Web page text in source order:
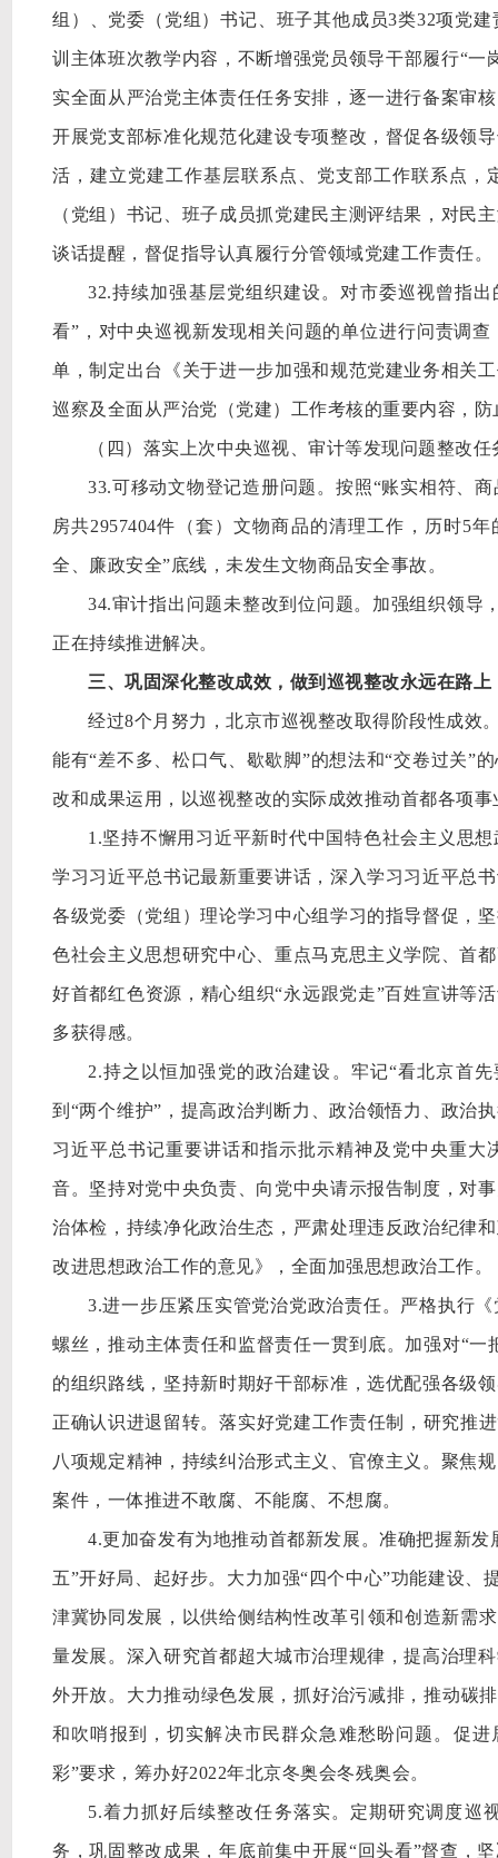
组）、党委（党组）书记、班子其他成员3类32项党
训主体班次教学内容，不断增强党员领导干部履行“
实全面从严治党主体责任任务安排，逐一进行备案审
开展党支部标准化规范化建设专项整改，督促各级领
活，建立党建工作基层联系点、党支部工作联系点，
（党组）书记、班子成员抓党建民主测评结果，对民
谈话提醒，督促指导认真履行分管领域党建工作责任。
32.持续加强基层党组织建设。对市委巡视曾指
看”，对中央巡视新发现相关问题的单位进行问责调
单，制定出台《关于进一步加强和规范党建业务相关
巡察及全面从严治党（党建）工作考核的重要内容，
（四）落实上次中央巡视、审计等发现问题整改任
33.可移动文物登记造册问题。按照“账实相符、
房共2957404件（套）文物商品的清理工作，历时5
全、廉政安全”底线，未发生文物商品安全事故。
34.审计指出问题未整改到位问题。加强组织领导
正在持续推进解决。
三、巩固深化整改成效，做到巡视整改永远在路上
经过8个月努力，北京市巡视整改取得阶段性成效
能有“差不多、松口气、歇歇脚”的想法和“交卷过关”
改和成果运用，以巡视整改的实际成效推动首都各项事
1.坚持不懈用习近平新时代中国特色社会主义思
学习习近平总书记最新重要讲话，深入学习习近平总
各级党委（党组）理论学习中心组学习的指导督促，
色社会主义思想研究中心、重点马克思主义学院、首
好首都红色资源，精心组织“永远跟党走”百姓宣讲等
多获得感。
2.持之以恒加强党的政治建设。牢记“看北京首
到“两个维护”，提高政治判断力、政治领悟力、政治
习近平总书记重要讲话和指示批示精神及党中央重
音。坚持对党中央负责、向党中央请示报告制度，对
治体检，持续净化政治生态，严肃处理违反政治纪律
改进思想政治工作的意见》，全面加强思想政治工作。
3.进一步压紧压实管党治党政治责任。严格执行
螺丝，推动主体责任和监督责任一贯到底。加强对“
的组织路线，坚持新时期好干部标准，选优配强各级
正确认识进退留转。落实好党建工作责任制，研究推
八项规定精神，持续纠治形式主义、官僚主义。聚焦
案件，一体推进不敢腐、不能腐、不想腐。
4.更加奋发有为地推动首都新发展。准确把握新
五”开好局、起好步。大力加强“四个中心”功能建设、
津冀协同发展，以供给侧结构性改革引领和创造新需
量发展。深入研究首都超大城市治理规律，提高治理
外开放。大力推动绿色发展，抓好治污减排，推动碳
和吹哨报到，切实解决市民群众急难愁盼问题。促
彩”要求，筹办好2022年北京冬奥会冬残奥会。
5.着力抓好后续整改任务落实。定期研究调度巡
务，巩固整改成果，年底前集中开展“回头看”督查，